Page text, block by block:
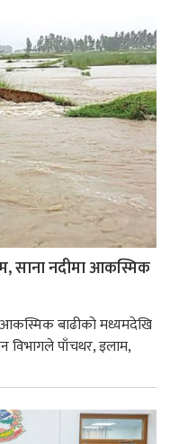
साना नदीमा आकस्मिक
बाढीको मध्यमदेखि
विभागले पाँचथर, इलाम,